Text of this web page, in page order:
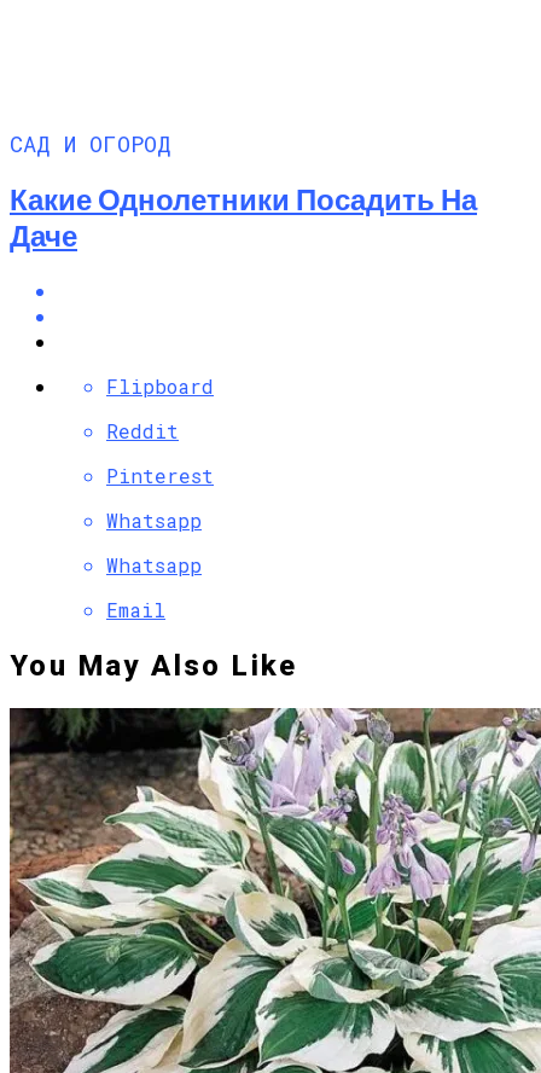
САД И ОГОРОД
Какие Однолетники Посадить На
Даче
Flipboard
Reddit
Pinterest
Whatsapp
Whatsapp
Email
You May Also Like